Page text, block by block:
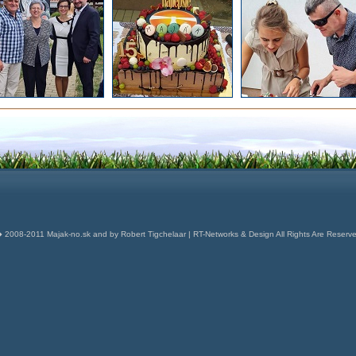
2008-2011 Majak-no.sk and by Robert Tigchelaar | RT-Networks & Design All Rights Are